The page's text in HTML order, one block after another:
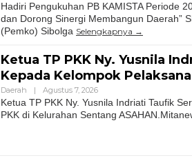
Hadiri Pengukuhan PB KAMISTA Periode
dan Dorong Sinergi Membangun Daerah”
(Pemko) Sibolga Selengkapnya
Ketua TP PKK Ny. Yusnila
Kepada Kelompok
Daerah | Agustus 7, 2026
Ketua TP PKK Ny. Yusnila Indriati Taufik
PKK di Kelurahan Sentang